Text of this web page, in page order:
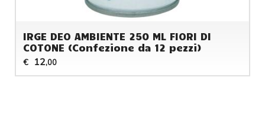
IRGE DEO AMBIENTE 250 ML FIORI DI
COTONE (Confezione da 12 pezzi)
€ 12,00